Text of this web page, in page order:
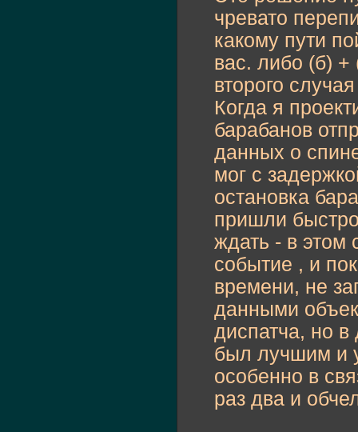
чревато
какому пути
вас. либо (б)
второго
Когда я
барабанов
данных о
мог с
остановка
пришли
ждать - в этом
событие , и
времени, не
данными
диспатча, но
был лучшим и
особенно в
раз два и